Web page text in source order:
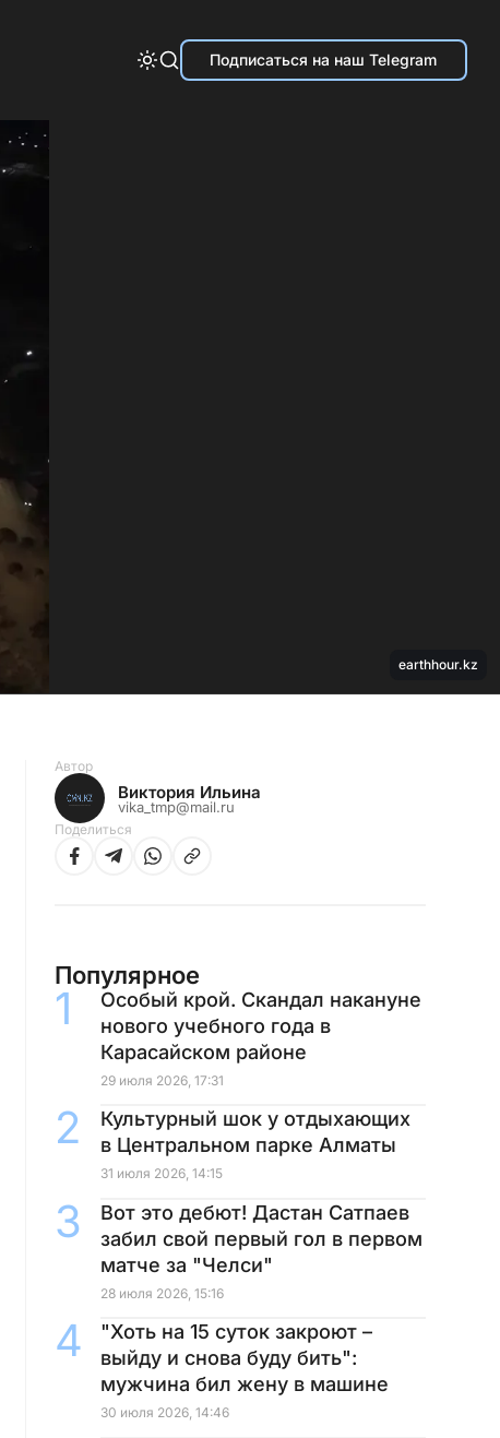
Подписаться на наш Telegram
earthhour.kz
Автор
Виктория Ильина
vika_tmp@mail.ru
Поделиться
Популярное
Особый крой. Скандал накануне
нового учебного года в
Карасайском районе
29 июля 2026, 17:31
Культурный шок у отдыхающих
в Центральном парке Алматы
31 июля 2026, 14:15
Вот это дебют! Дастан Сатпаев
забил свой первый гол в первом
матче за "Челси"
28 июля 2026, 15:16
"Хоть на 15 суток закроют –
выйду и снова буду бить":
мужчина бил жену в машине
30 июля 2026, 14:46